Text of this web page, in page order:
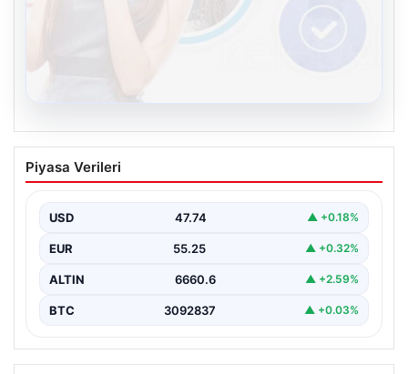
Kelebek chat adresi İle Sanal İletişimin
Güvenli Adresi Ve Sohbet Deneyimi
sağlaması büyük bir önem taşımaktadır. Halen birçok…
Piyasa Verileri
USD 47.74 ▲ +0.18%
EUR 55.25 ▲ +0.32%
ALTIN 6660.6 ▲ +2.59%
BTC 3092837 ▲ +0.03%